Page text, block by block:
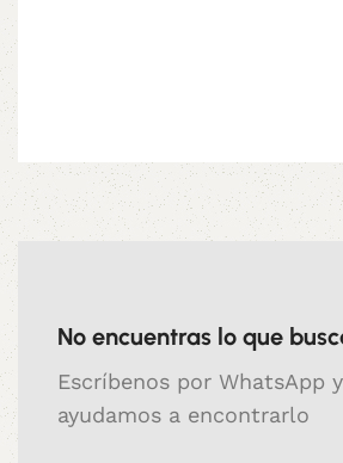
No encuentras lo que
Escríbenos por WhatsApp
ayudamos a encontrarlo